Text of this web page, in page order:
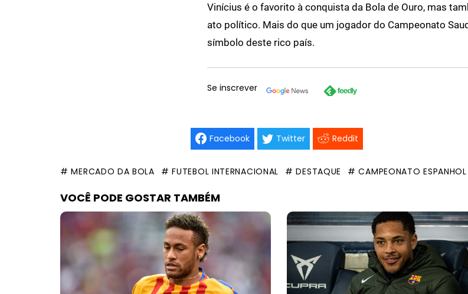
Vinícius é o favorito à conquista da Bola de Ouro, mas
ato político. Mais do que um jogador do Campeonato
símbolo deste rico país.
Se inscrever
Facebook Twitter Reddit
# MERCADO DA BOLA # FUTEBOL INTERNACIONAL # DESTAQUE # CAMPEONATO ESPANHOL
VOCÊ PODE GOSTAR TAMBÉM